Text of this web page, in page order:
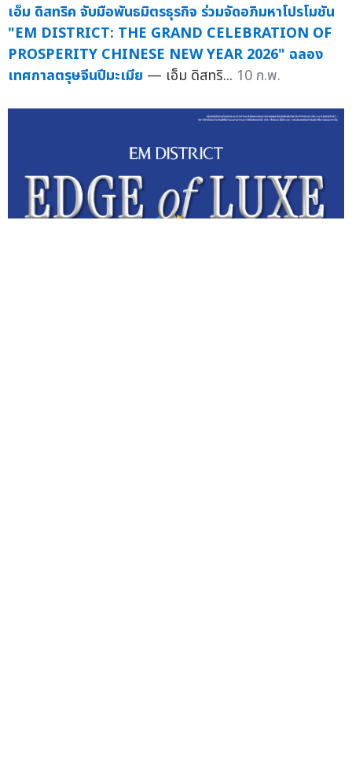
เอ็ม ดิสทริค จับมือพันธมิตรธุรกิจ ร่วมจัดอภิมหาโปรโมชัน
"EM DISTRICT: THE GRAND CELEBRATION OF
PROSPERITY CHINESE NEW YEAR 2026" ฉลอง
เทศกาลตรุษจีนปีมะเมีย — เอ็ม ดิสทริ... 10 ก.พ.